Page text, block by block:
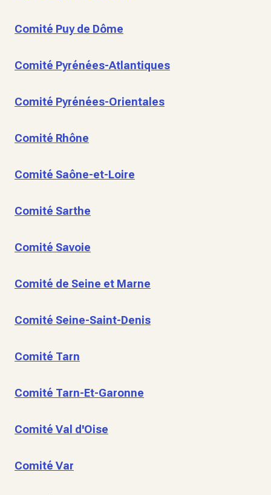
Comité Puy de Dôme
Comité Pyrénées-Atlantiques
Comité Pyrénées-Orientales
Comité Rhône
Comité Saône-et-Loire
Comité Sarthe
Comité Savoie
Comité de Seine et Marne
Comité Seine-Saint-Denis
Comité Tarn
Comité Tarn-Et-Garonne
Comité Val d'Oise
Comité Var